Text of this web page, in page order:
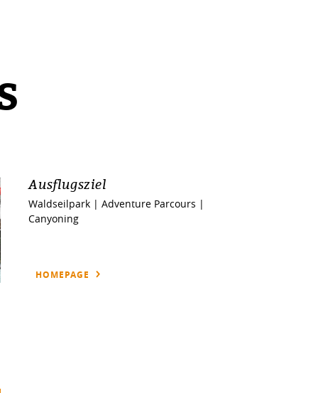
Ausflugsziel
Waldseilpark | Adventure Parcours |
Canyoning
HOMEPAGE